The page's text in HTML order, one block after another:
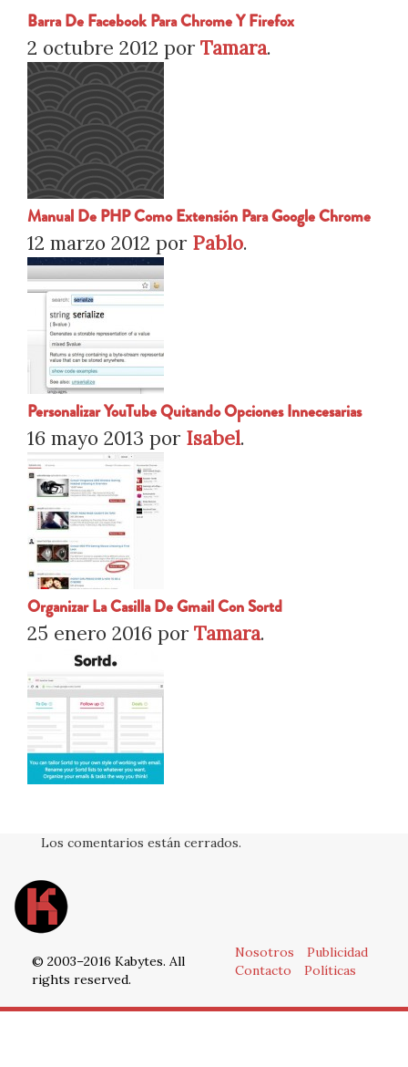
Barra De Facebook Para Chrome Y Firefox
2 octubre 2012 por Tamara.
Manual De PHP Como Extensión Para Google Chrome
12 marzo 2012 por Pablo.
Personalizar YouTube Quitando Opciones Innecesarias
16 mayo 2013 por Isabel.
Organizar La Casilla De Gmail Con Sortd
25 enero 2016 por Tamara.
Los comentarios están cerrados.
© 2003–2016 Kabytes. All
rights reserved.
Nosotros
Publicidad
Contacto
Políticas